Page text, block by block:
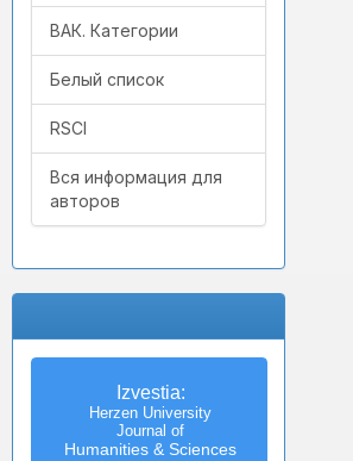
ВАК. Категории
Белый список
RSCI
Вся информация для
авторов
Izvestia:
Herzen University
Journal of
Humanities & Sciences